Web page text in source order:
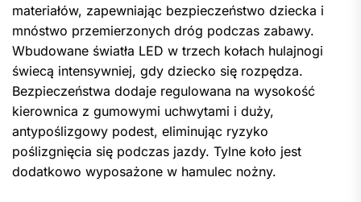
materiałów, zapewniając bezpieczeństwo dziecka i
mnóstwo przemierzonych dróg podczas zabawy.
Wbudowane światła LED w trzech kołach hulajnogi
świecą intensywniej, gdy dziecko się rozpędza.
Bezpieczeństwa dodaje regulowana na wysokość
kierownica z gumowymi uchwytami i duży,
antypoślizgowy podest, eliminując ryzyko
poślizgnięcia się podczas jazdy. Tylne koło jest
dodatkowo wyposażone w hamulec nożny.